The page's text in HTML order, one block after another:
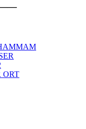
ORT